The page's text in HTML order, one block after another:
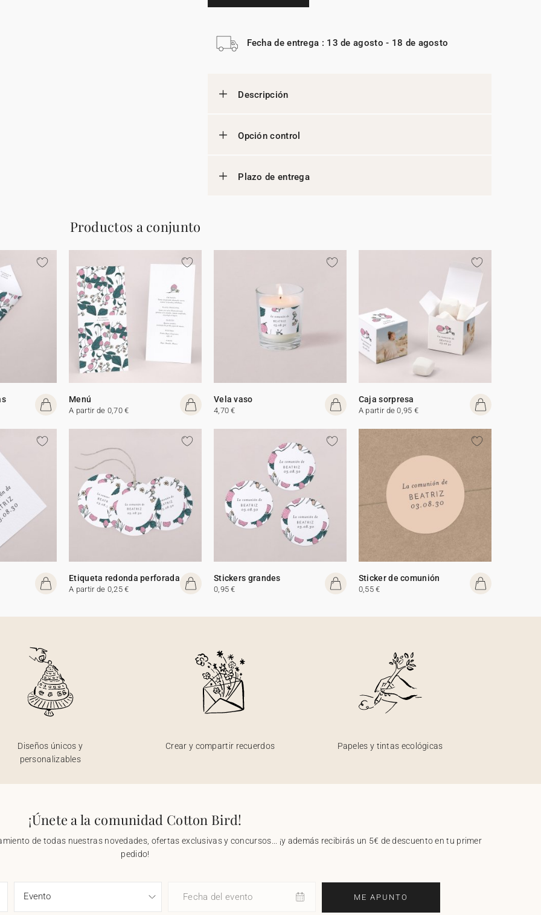
Fecha de entrega : 13 de agosto - 18 de agosto
Descripción
Opción control
Plazo de entrega
Productos a conjunto
Menú
A partir de 0,70 €
Vela vaso
4,70 €
Caja sorpresa
A partir de 0,95 €
Etiqueta redonda perforada
A partir de 0,25 €
Stickers grandes
0,95 €
Sticker de comunión
0,55 €
Diseños únicos y
personalizables
Crear y compartir recuerdos Papeles y tintas ecológicas
¡Únete a la comunidad Cotton Bird!
de todas nuestras novedades, ofertas exclusivas y concursos... ¡y además recibirás un 5€ de descuento en tu primer
pedido!
Fecha del evento ME APUNTO